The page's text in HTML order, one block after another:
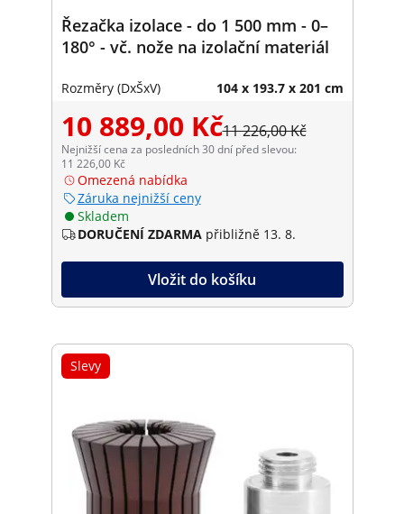
Řezačka izolace - do 1 500 mm - 0–
180° - vč. nože na izolační materiál
Rozměry (DxŠxV) 104 x 193.7 x 201 cm
10 889,00 Kč11 226,00 Kč
Nejnižší cena za posledních 30 dní před slevou:
11 226,00 Kč
Omezená nabídka
Záruka nejnižší ceny
Skladem
DORUČENÍ ZDARMA přibližně 13. 8.
Vložit do košíku
Slevy